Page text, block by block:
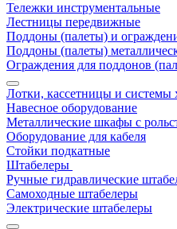
Тележки инструментальные
Лестницы передвижные
Поддоны (палеты) и
Поддоны (палеты)
Ограждения для поддонов
Лотки, кассетницы и системы
Навесное оборудование
Металлические шкафы с
Оборудование для кабеля
Стойки подкатные
Штабелеры
Ручные гидравлические
Самоходные штабелеры
Электрические штабелеры